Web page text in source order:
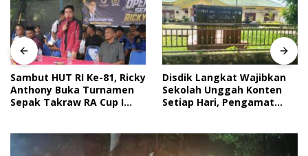
Sambut HUT RI Ke-81, Ricky
Anthony Buka Turnamen
Sepak Takraw RA Cup I
Disdik Langkat Wajibkan
Sekolah Unggah Konten
Setiap Hari, Pengamat